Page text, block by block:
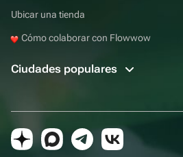
Ubicar una tienda
Cómo colaborar con Flowwow
Ciudades populares